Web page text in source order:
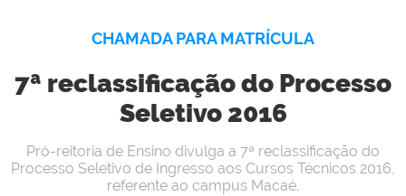
CHAMADA PARA MATRÍCULA
7ª reclassificação do Processo
Seletivo 2016
Pró-reitoria de Ensino divulga a 7ª reclassificação do
Processo Seletivo de Ingresso aos Cursos Técnicos 2016,
referente ao campus Macaé.